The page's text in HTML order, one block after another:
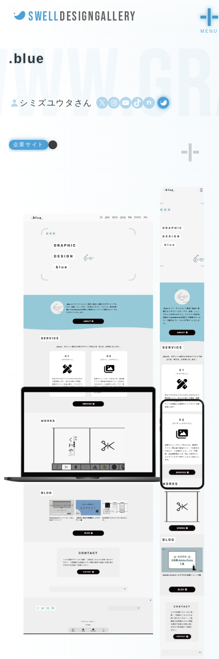
SWELLDESIGNGALLERY
.blue
シミズユウタさん X Instagram
YouTube
TikTok
500pxWordPress
企業サイト
6